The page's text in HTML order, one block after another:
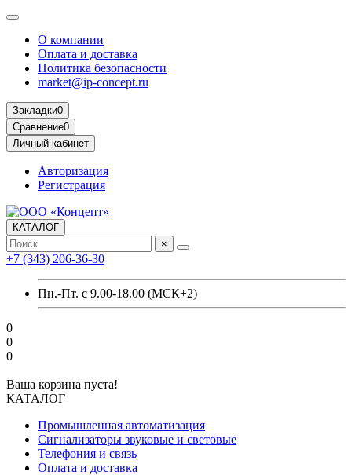
О компании
Оплата и доставка
Политика безопасности
market@ip-concept.ru
Закладки0
Сравнение0
Личный кабинет
Авторизация
Регистрация
КАТАЛОГ
×
+7 (343) 206-36-30
Пн.-Пт. с 9.00-18.00 (МСК+2)
0
0
0
Ваша корзина пуста!
КАТАЛОГ
Промышленная автоматизация
Сигнализаторы звуковые и световые
Телефония и связь
Оплата и доставка